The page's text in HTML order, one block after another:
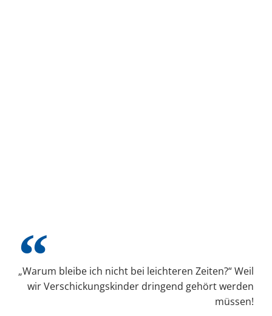
„Warum bleibe ich nicht bei leichteren Zeiten?“ Weil
wir Verschickungskinder dringend gehört werden
müssen!